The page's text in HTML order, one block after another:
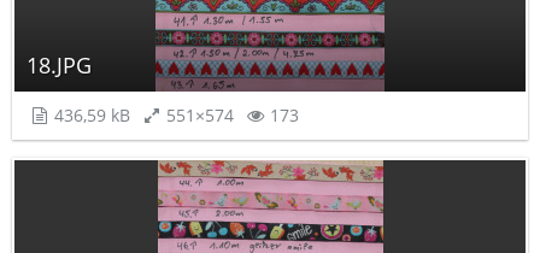
18.JPG
436,59 kB 551×574 173